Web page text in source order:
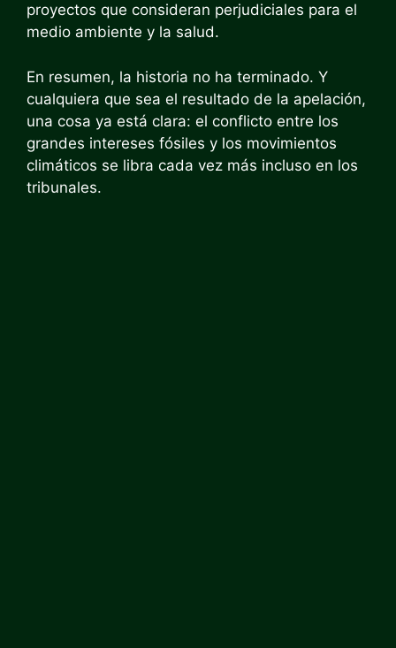
proyectos que consideran perjudiciales para el
medio ambiente y la salud.
En resumen, la historia no ha terminado. Y
cualquiera que sea el resultado de la apelación,
una cosa ya está clara: el conflicto entre los
grandes intereses fósiles y los movimientos
climáticos se libra cada vez más incluso en los
tribunales.